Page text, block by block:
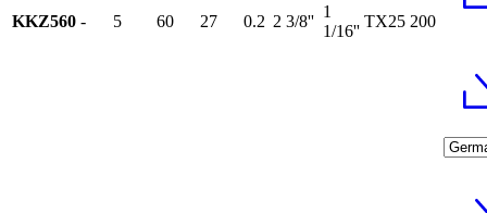
KKZ560 - 5 60 27 0.2 2 3/8''
1
1/16''
TX25 200